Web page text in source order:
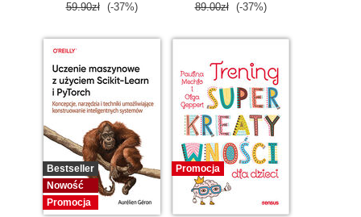
59.90zł (-37%) 89.00zł (-37%)
Bestseller
Nowość
Promocja
Promocja